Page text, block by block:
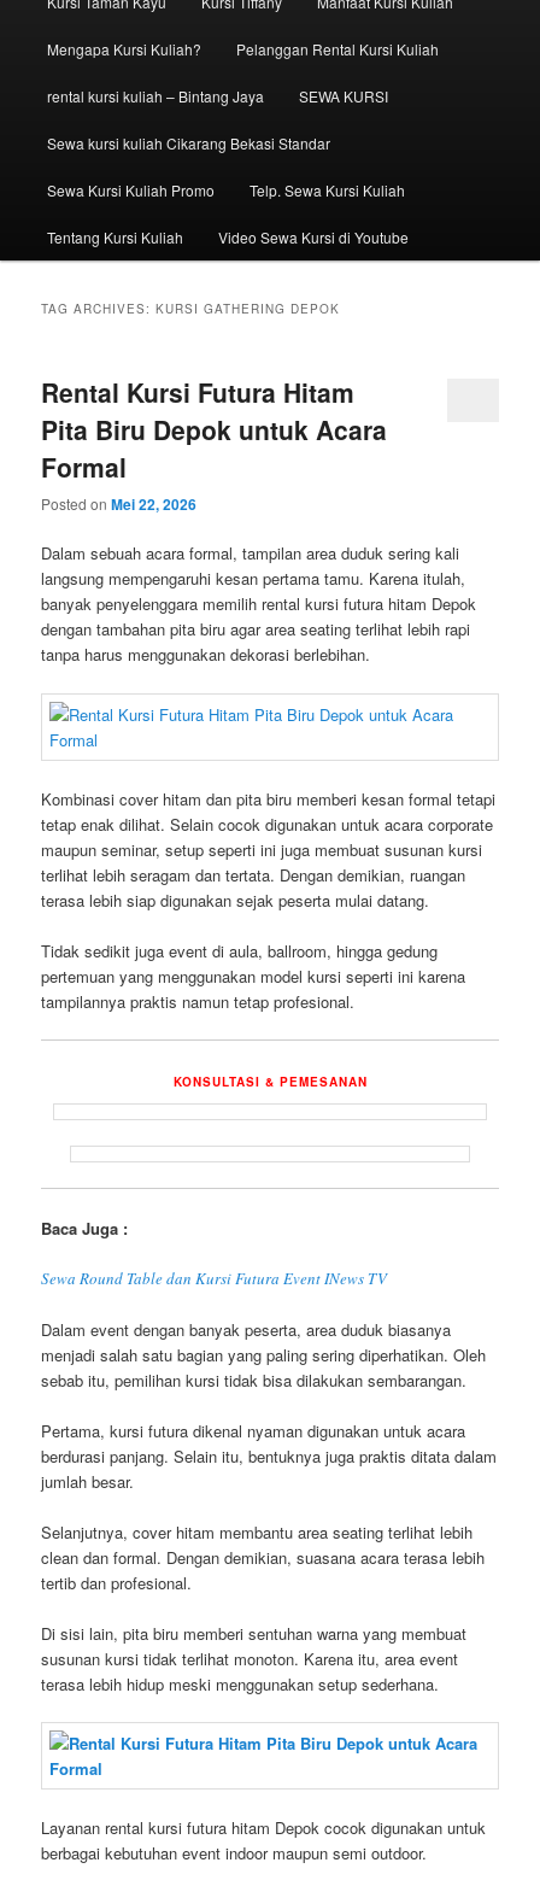
Mengapa Kursi Kuliah? Pelanggan Rental Kursi Kuliah
rental kursi kuliah – Bintang Jaya SEWA KURSI
Sewa kursi kuliah Cikarang Bekasi Standar
Sewa Kursi Kuliah Promo Telp. Sewa Kursi Kuliah
Tentang Kursi Kuliah Video Sewa Kursi di Youtube
TAG ARCHIVES:KURSI GATHERING DEPOK
Rental Kursi Futura Hitam
Pita Biru Depok untuk Acara
Formal
Posted onMei 22, 2026
Dalam sebuah acara formal, tampilan area duduk sering kali
langsung mempengaruhi kesan pertama tamu. Karena itulah,
banyak penyelenggara memilih rental kursi futura hitam Depok
dengan tambahan pita biru agar area seating terlihat lebih rapi
tanpa harus menggunakan dekorasi berlebihan.
Kombinasi cover hitam dan pita biru memberi kesan formal tetapi
tetap enak dilihat. Selain cocok digunakan untuk acara corporate
maupun seminar, setup seperti ini juga membuat susunan kursi
terlihat lebih seragam dan tertata. Dengan demikian, ruangan
terasa lebih siap digunakan sejak peserta mulai datang.
Tidak sedikit juga event di aula, ballroom, hingga gedung
pertemuan yang menggunakan model kursi seperti ini karena
tampilannya praktis namun tetap profesional.
KONSULTASI & PEMESANAN
Baca Juga :
Sewa Round Table dan Kursi Futura Event INews TV
Dalam event dengan banyak peserta, area duduk biasanya
menjadi salah satu bagian yang paling sering diperhatikan. Oleh
sebab itu, pemilihan kursi tidak bisa dilakukan sembarangan.
Pertama, kursi futura dikenal nyaman digunakan untuk acara
berdurasi panjang. Selain itu, bentuknya juga praktis ditata dalam
jumlah besar.
Selanjutnya, cover hitam membantu area seating terlihat lebih
clean dan formal. Dengan demikian, suasana acara terasa lebih
tertib dan profesional.
Di sisi lain, pita biru memberi sentuhan warna yang membuat
susunan kursi tidak terlihat monoton. Karena itu, area event
terasa lebih hidup meski menggunakan setup sederhana.
Layanan rental kursi futura hitam Depok cocok digunakan untuk
berbagai kebutuhan event indoor maupun semi outdoor.